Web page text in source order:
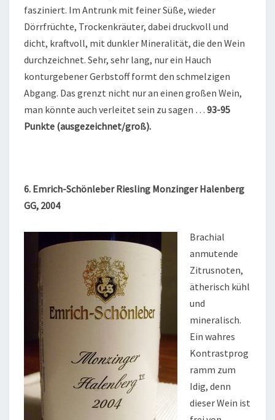
fasziniert. Im Antrunk mit feiner Süße, wieder
Dörrfrüchte, Trockenkräuter, dabei druckvoll und
dicht, kraftvoll, mit dunkler Mineralität, die den Wein
durchzeichnet. Sehr, sehr lang, nur ein Hauch
konturgebener Gerbstoff formt den schmelzigen
Abgang. Das grenzt nicht nur an einen großen Wein,
man könnte auch verleitet sein zu sagen … 93-95
Punkte (ausgezeichnet/groß).
6. Emrich-Schönleber Riesling Monzinger Halenberg
GG, 2004
Brachial
anmutende
Zitrusnoten,
ätherisch kühl
und
mineralisch.
Ein wahres
Kontrastprog
ramm zum
Idig, denn
dieser Wein ist